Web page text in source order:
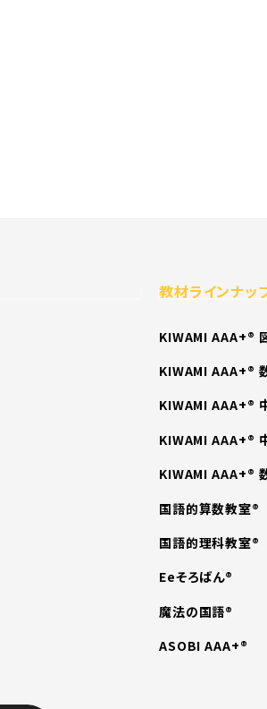
教材ラインナッ
KIWAMI AAA+®
KIWAMI AAA+®
KIWAMI AAA+®
KIWAMI AAA+®
KIWAMI AAA+®
国語的算数教室®
国語的理科教室®
Eeそろばん®
魔法の国語®
ASOBI AAA+®